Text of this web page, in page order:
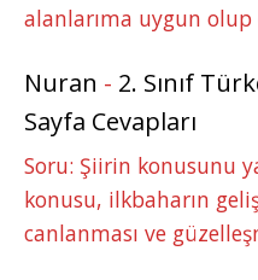
alanlarıma uygun
Nuran - 2. Sınıf
Sayfa Cevapları
Soru: Şiirin konusunu
konusu, ilkbaharın
canlanması ve